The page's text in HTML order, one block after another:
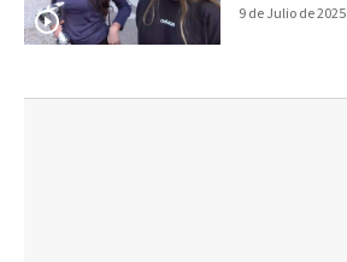
9 de Julio de 2025